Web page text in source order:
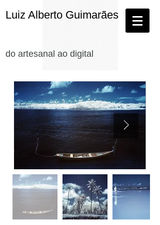
Luiz Alberto Guimarães
do artesanal ao digital